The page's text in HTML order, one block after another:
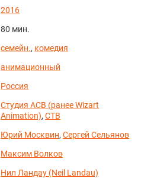
2016
80 мин.
семейн., комедия
анимационный
Россия
Студия АСВ (ранее Wizart
Animation),СТВ
Юрий Москвин,Сергей Сельянов
Максим Волков
Нил Ландау (Neil Landau)